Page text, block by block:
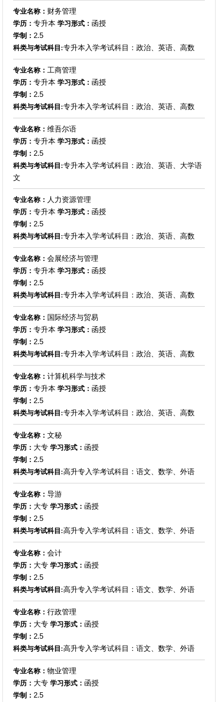
专业名称： 财务管理
学历： 专升本 学习形式： 函授
学制： 2.5
科类与考试科目:专升本入学考试科目：政治、英语、高数
专业名称： 工商管理
学历： 专升本 学习形式： 函授
学制： 2.5
科类与考试科目:专升本入学考试科目：政治、英语、高数
专业名称： 维吾尔语
学历： 专升本 学习形式： 函授
学制： 2.5
科类与考试科目:专升本入学考试科目：政治、英语、大学语
文
专业名称： 人力资源管理
学历： 专升本 学习形式： 函授
学制： 2.5
科类与考试科目:专升本入学考试科目：政治、英语、高数
专业名称： 会展经济与管理
学历： 专升本 学习形式： 函授
学制： 2.5
科类与考试科目:专升本入学考试科目：政治、英语、高数
专业名称： 国际经济与贸易
学历： 专升本 学习形式： 函授
学制： 2.5
科类与考试科目:专升本入学考试科目：政治、英语、高数
专业名称： 计算机科学与技术
学历： 专升本 学习形式： 函授
学制： 2.5
科类与考试科目:专升本入学考试科目：政治、英语、高数
专业名称： 文秘
学历： 大专 学习形式： 函授
学制： 2.5
科类与考试科目:高升专入学考试科目：语文、数学、外语
专业名称： 导游
学历： 大专 学习形式： 函授
学制： 2.5
科类与考试科目:高升专入学考试科目：语文、数学、外语
专业名称： 会计
学历： 大专 学习形式： 函授
学制： 2.5
科类与考试科目:高升专入学考试科目：语文、数学、外语
专业名称： 行政管理
学历： 大专 学习形式： 函授
学制： 2.5
科类与考试科目:高升专入学考试科目：语文、数学、外语
专业名称： 物业管理
学历： 大专 学习形式： 函授
学制： 2.5